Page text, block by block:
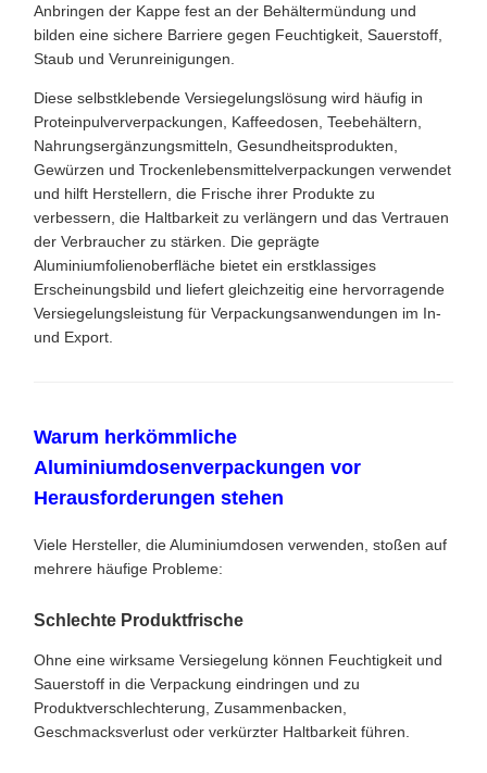
Anbringen der Kappe fest an der Behältermündung und
bilden eine sichere Barriere gegen Feuchtigkeit, Sauerstoff,
Staub und Verunreinigungen.
Diese selbstklebende Versiegelungslösung wird häufig in
Proteinpulververpackungen, Kaffeedosen, Teebehältern,
Nahrungsergänzungsmitteln, Gesundheitsprodukten,
Gewürzen und Trockenlebensmittelverpackungen verwendet
und hilft Herstellern, die Frische ihrer Produkte zu
verbessern, die Haltbarkeit zu verlängern und das Vertrauen
der Verbraucher zu stärken. Die geprägte
Aluminiumfolienoberfläche bietet ein erstklassiges
Erscheinungsbild und liefert gleichzeitig eine hervorragende
Versiegelungsleistung für Verpackungsanwendungen im In-
und Export.
Warum herkömmliche
Aluminiumdosenverpackungen vor
Herausforderungen stehen
Viele Hersteller, die Aluminiumdosen verwenden, stoßen auf
mehrere häufige Probleme:
Schlechte Produktfrische
Ohne eine wirksame Versiegelung können Feuchtigkeit und
Sauerstoff in die Verpackung eindringen und zu
Produktverschlechterung, Zusammenbacken,
Geschmacksverlust oder verkürzter Haltbarkeit führen.